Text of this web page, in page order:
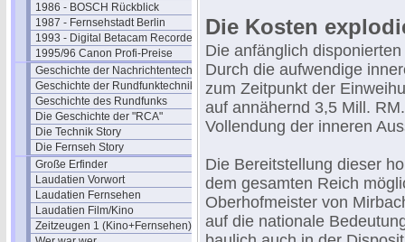
1986 - BOSCH Rückblick
1987 - Fernsehstadt Berlin
1993 - Digital Betacam Recorder
1995/96 Canon Profi-Preise
Geschichte der Nachrichtentechnik
Geschichte der Rundfunktechnik
Geschichte des Rundfunks
Die Geschichte der "RCA"
Die Technik Story
Die Fernseh Story
Große Erfinder
Laudatien Vorwort
Laudatien Fernsehen
Laudatien Film/Kino
Zeitzeugen 1 (Kino+Fernsehen)
Die Kosten
Die anfänglich
Durch die aufwendige
zum Zeitpunkt der
auf annähernd 3,5 Mill.
Vollendung der inneren
Die Bereitstellung dieser
dem gesamten Reich
Oberhofmeister von
auf die nationale